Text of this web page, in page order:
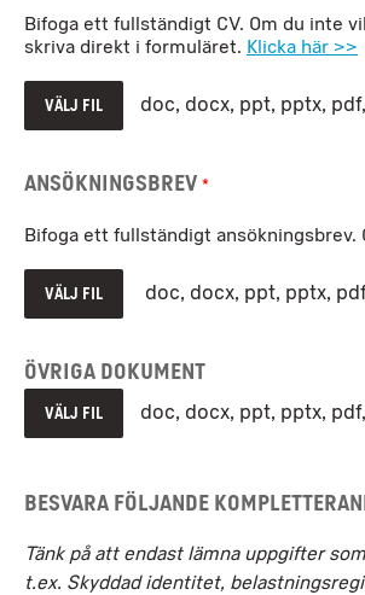
Bifoga ett fullständigt CV. Om du inte
skriva direkt i formuläret. Klicka här >>
VÄLJ FIL doc, docx, ppt, pptx,
Ansökningsbrev *
Bifoga ett fullständigt
VÄLJ FIL doc, docx, ppt, pptx,
Övriga dokument
VÄLJ FIL doc, docx, ppt, pptx,
Besvara följande
Tänk på att endast lämna uppgifter
t.ex. Skyddad identitet,